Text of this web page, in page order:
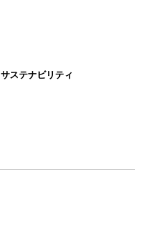
サステナビリティ